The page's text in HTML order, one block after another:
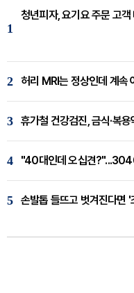
1
청년피자, 요기요 주문 고객
2 허리 MRI는 정상인데 계속
3 휴가철 건강검진, 금식·복
4 "40대인데 오십견
5 손발톱 들뜨고 벗겨진다면